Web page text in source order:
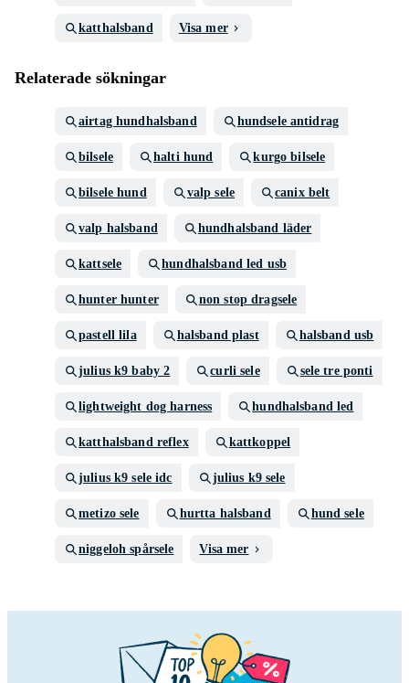
katthalsband Visa mer
Relaterade sökningar
airtag hundhalsband hundsele antidrag
bilsele halti hund kurgo bilsele
bilsele hund valp sele canix belt
valp halsband hundhalsband läder
kattsele hundhalsband led usb
hunter hunter non stop dragsele
pastell lila halsband plast halsband usb
julius k9 baby 2 curli sele sele tre ponti
lightweight dog harness hundhalsband led
katthalsband reflex kattkoppel
julius k9 sele idc julius k9 sele
metizo sele hurtta halsband hund sele
niggeloh spårsele Visa mer